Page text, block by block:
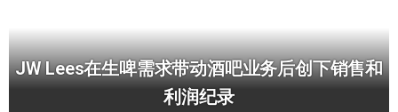
JW Lees在生啤需求带动酒吧业务后创下销售和
利润纪录